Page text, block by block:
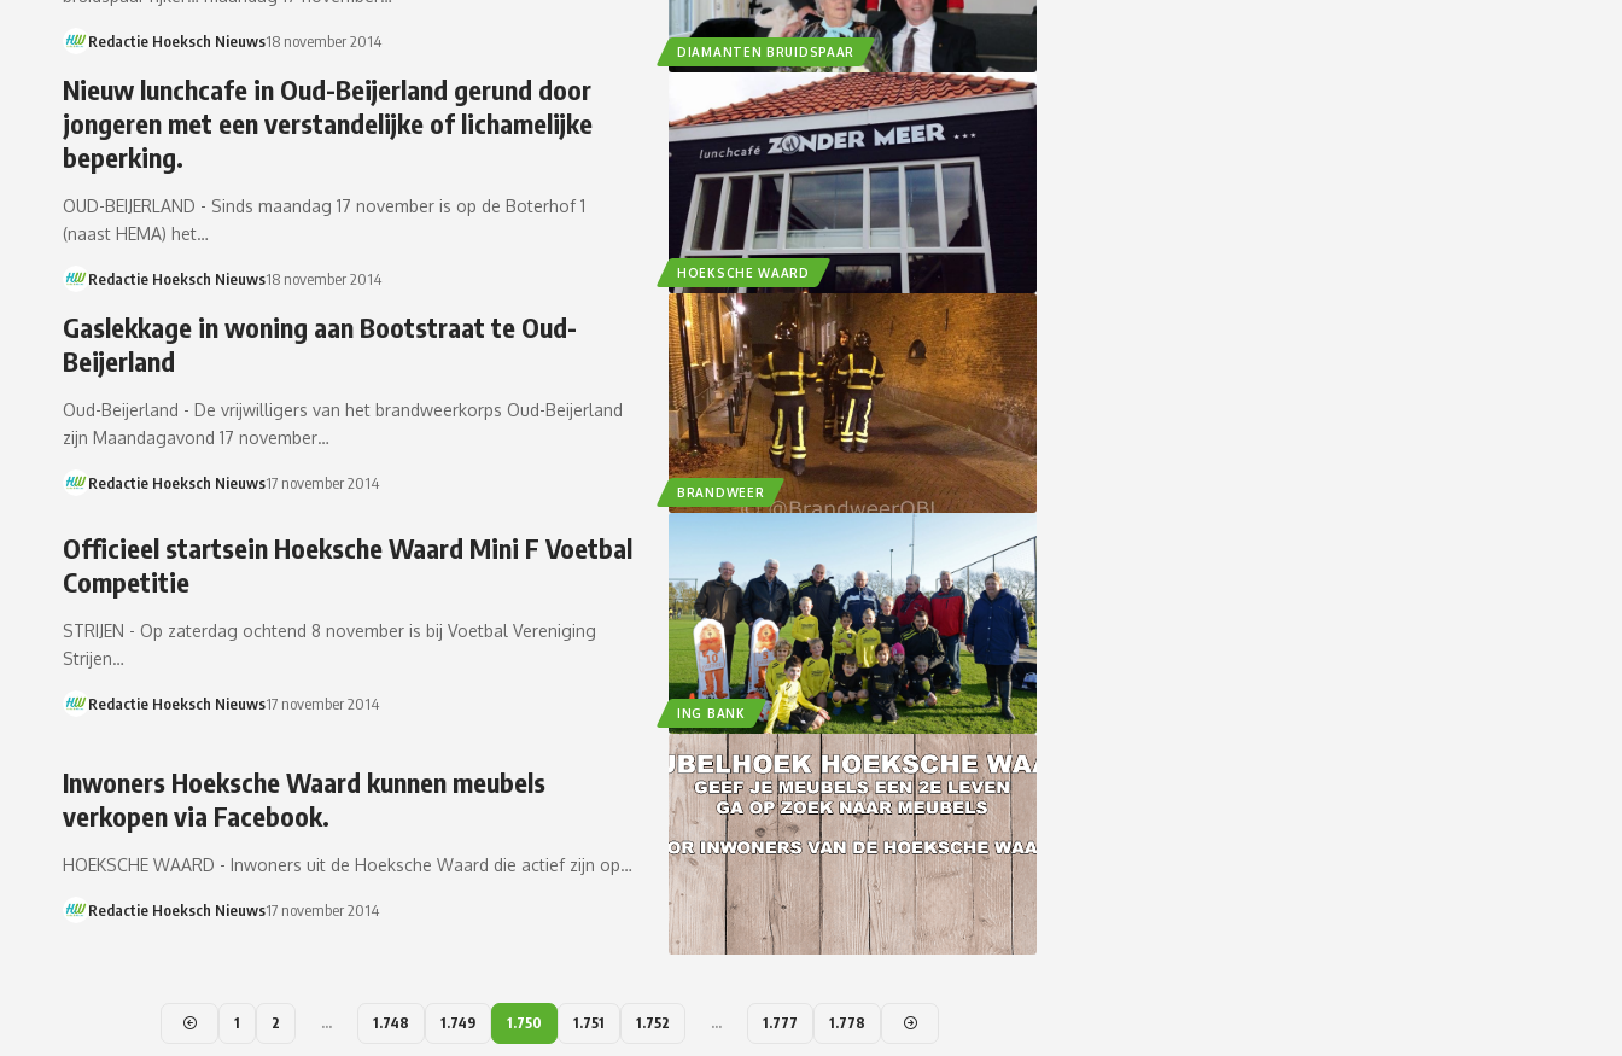
DIAMANTEN BRUIDSPAAR
Redactie Hoeksch Nieuws18 november 2014
HOEKSCHE WAARD
Nieuw lunchcafe in Oud-Beijerland gerund door
jongeren met een verstandelijke of lichamelijke
beperking.
OUD-BEIJERLAND - Sinds maandag 17 november is op de Boterhof 1
(naast HEMA) het…
Redactie Hoeksch Nieuws18 november 2014
BRANDWEER
Gaslekkage in woning aan Bootstraat te Oud-
Beijerland
Oud-Beijerland - De vrijwilligers van het brandweerkorps Oud-Beijerland
zijn Maandagavond 17 november…
Redactie Hoeksch Nieuws17 november 2014
ING BANK
Officieel startsein Hoeksche Waard Mini F Voetbal
Competitie
STRIJEN - Op zaterdag ochtend 8 november is bij Voetbal Vereniging
Strijen…
Redactie Hoeksch Nieuws17 november 2014
Inwoners Hoeksche Waard kunnen meubels
verkopen via Facebook.
HOEKSCHE WAARD - Inwoners uit de Hoeksche Waard die actief zijn op…
Redactie Hoeksch Nieuws17 november 2014
1 2 … 1.748 1.749 1.750 1.751 1.752 … 1.777 1.778